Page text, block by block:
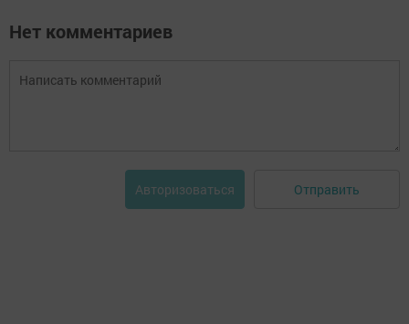
Нет комментариев
Авторизоваться Отправить